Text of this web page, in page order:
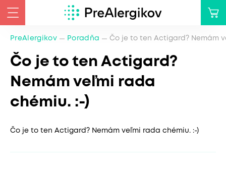
PreAlergikov Poradňa Čo je to ten Actigard? Nemám
Čo je to ten Actigard?
Nemám veľmi rada
chémiu. :-)
Čo je to ten Actigard? Nemám veľmi rada chémiu. :-)